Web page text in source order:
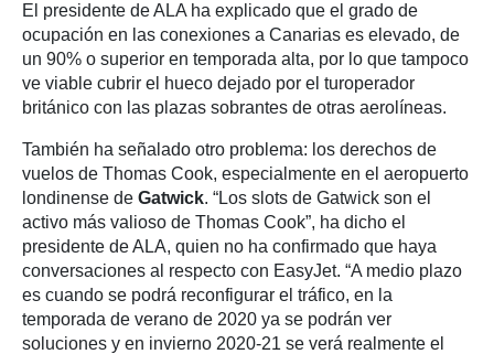
El presidente de ALA ha explicado que el grado de
ocupación en las conexiones a Canarias es elevado, de
un 90% o superior en temporada alta, por lo que tampoco
ve viable cubrir el hueco dejado por el turoperador
británico con las plazas sobrantes de otras aerolíneas.
También ha señalado otro problema: los derechos de
vuelos de Thomas Cook, especialmente en el aeropuerto
londinense de Gatwick. “Los slots de Gatwick son el
activo más valioso de Thomas Cook”, ha dicho el
presidente de ALA, quien no ha confirmado que haya
conversaciones al respecto con EasyJet. “A medio plazo
es cuando se podrá reconfigurar el tráfico, en la
temporada de verano de 2020 ya se podrán ver
soluciones y en invierno 2020-21 se verá realmente el